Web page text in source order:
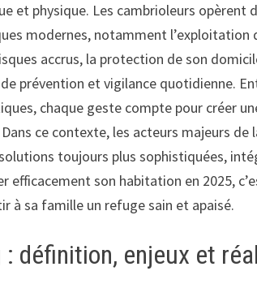
et physique. Les cambrioleurs opèrent
modernes, notamment l’exploitation
accrus, la protection de son
prévention et vigilance quotidienne.
chaque geste compte pour créer
ce contexte, les acteurs majeurs
toujours plus sophistiquées,
son habitation en 2025,
à sa famille un refuge sain et apaisé.
: définition, enjeux et